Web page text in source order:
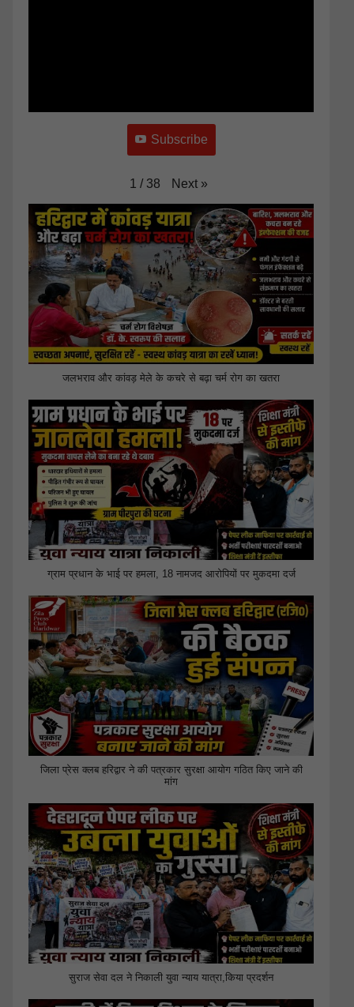
Subscribe
1 / 38 Next »
जलभराव और कांवड़ मेले के कचरे से बढ़ा चर्म रोग का खतरा
ग्राम प्रधान के भाई पर हमला, 18 नामजद आरोपियों पर मुकदमा दर्ज
जिला प्रेस क्लब हरिद्वार ने की पत्रकार सुरक्षा आयोग गठित किए जाने की
मांग
सुराज सेवा दल ने निकाली युवा न्याय यात्रा,किया प्रदर्शन